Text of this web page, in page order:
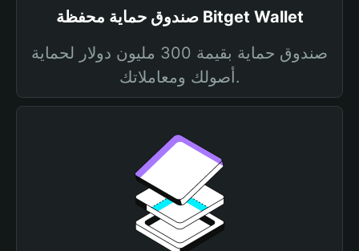
صندوق حماية محفظة Bitget Wallet
صندوق حماية بقيمة 300 مليون دولار لحماية
أصولك ومعاملاتك.